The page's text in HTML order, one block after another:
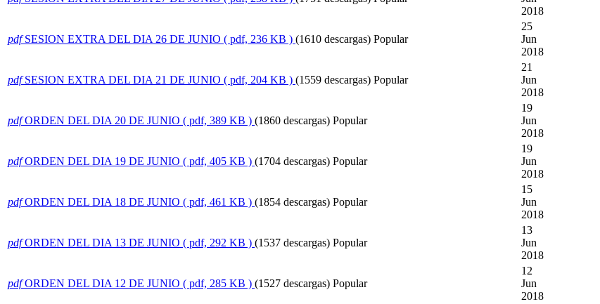
2018
pdf SESION EXTRA DEL DIA 26 DE JUNIO ( pdf, 236 KB ) (1610 descargas) Popular
25
Jun
2018
pdf SESION EXTRA DEL DIA 21 DE JUNIO ( pdf, 204 KB ) (1559 descargas) Popular
21
Jun
2018
pdf ORDEN DEL DIA 20 DE JUNIO ( pdf, 389 KB ) (1860 descargas) Popular
19
Jun
2018
pdf ORDEN DEL DIA 19 DE JUNIO ( pdf, 405 KB ) (1704 descargas) Popular
19
Jun
2018
pdf ORDEN DEL DIA 18 DE JUNIO ( pdf, 461 KB ) (1854 descargas) Popular
15
Jun
2018
pdf ORDEN DEL DIA 13 DE JUNIO ( pdf, 292 KB ) (1537 descargas) Popular
13
Jun
2018
pdf ORDEN DEL DIA 12 DE JUNIO ( pdf, 285 KB ) (1527 descargas) Popular
12
Jun
2018